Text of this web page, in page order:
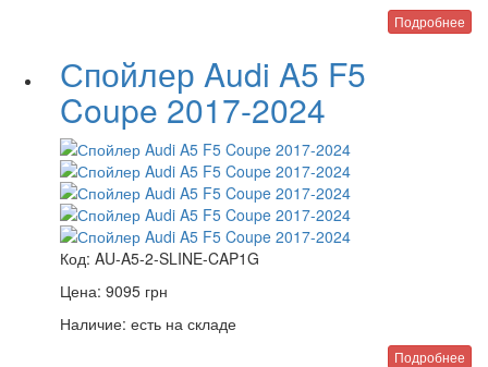
Подробнее
Спойлер Audi A5 F5
Coupe 2017-2024
Код: AU-A5-2-SLINE-CAP1G
Цена: 9095 грн
Наличие: есть на складе
Подробнее